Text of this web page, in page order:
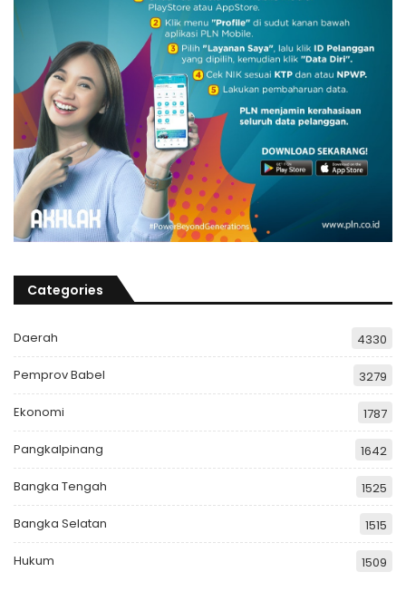
Categories
Daerah 4330
Pemprov Babel 3279
Ekonomi 1787
Pangkalpinang 1642
Bangka Tengah 1525
Bangka Selatan 1515
Hukum 1509